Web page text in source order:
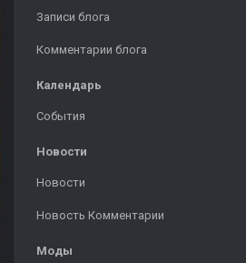
Записи блога
Комментарии блога
Календарь
События
Новости
Новости
Новость Комментарии
Моды